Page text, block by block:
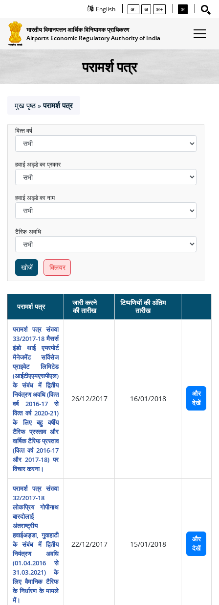
English अ- अ अ+ अ
भारतीय विमानपत्तन आर्थिक विनियामक प्राधिकरण
Airports Economic Regulatory Authority of India
परामर्श पत्र
मुख पृष्ठ » परामर्श पत्र
वित्‍त वर्ष
हवाई अड्डे का प्रकार
हवाई अड्डे का नाम
टैरिफ-अवधि
खोजें क्लियर
परामर्श पत्र
जारी करने
की तारीख
टिप्पणियों की अंतिम
तारीख
परामर्श पत्र संख्या
33/2017-18 मैसर्स
इंडो थाई एयरपोर्ट
मैनेजमेंट सर्विसेज
प्राइवेट लिमिटेड
(आईटीएएमएसपीएल)
के संबंध में द्वितीय
नियंत्रण अवधि (वित्‍त
वर्ष 2016-17 से
वित्‍त वर्ष 2020-21)
के लिए बहु वर्षीय
टैरिफ प्रस्‍ताव और
वार्षिक टैरिफ प्रस्‍ताव
(वित्‍त वर्ष 2016-17
और 2017-18) पर
विचार करना।
26/12/2017 16/01/2018
और
देखें
परामर्श पत्र संख्या
32/2017-18
लोकप्रिय गोपीनाथ
बारदोलाई
अंतराष्‍ट्रीय
हवाईअड्डा, गुवाहाटी
के संबंध में द्वितीय
नियंत्रण अवधि
(01.04.2016 से
31.03.2021) के
लिए वैमानिक टैरिफ
के निर्धारण के मामले
में।
22/12/2017 15/01/2018
और
देखें